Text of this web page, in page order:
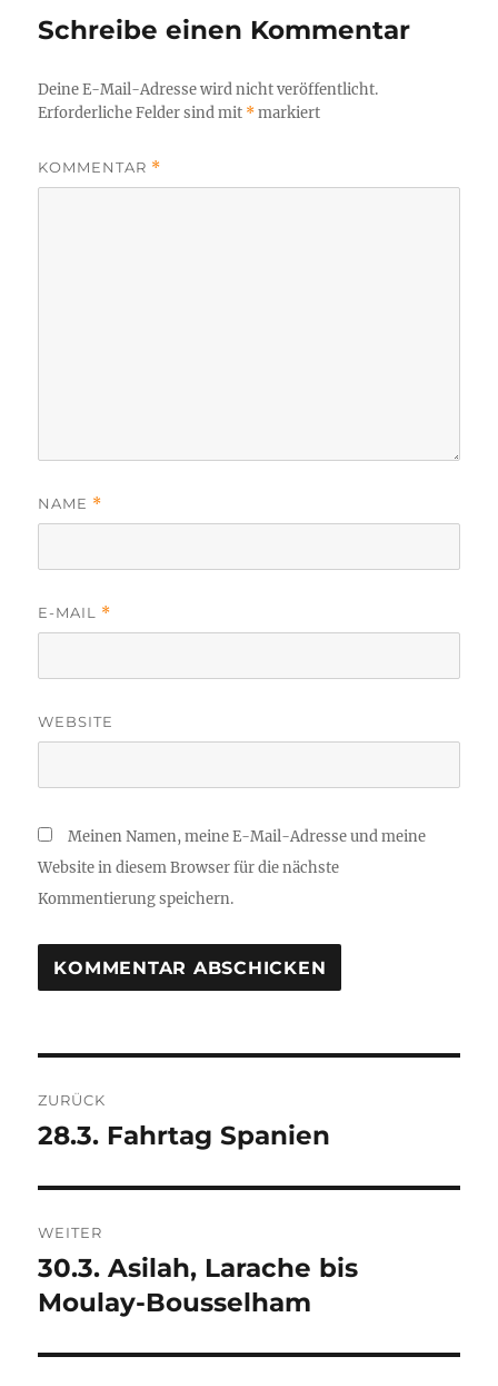
Schreibe einen Kommentar
Deine E-Mail-Adresse wird nicht veröffentlicht.
Erforderliche Felder sind mit *markiert
KOMMENTAR *
NAME *
E-MAIL *
WEBSITE
Meinen Namen, meine E-Mail-Adresse und meine
Website in diesem Browser für die nächste
Kommentierung speichern.
Navigation
ZURÜCK
Vorheriger
28.3. Fahrtag Spanien
WEITER
Nächster
Beitrag:
30.3. Asilah, Larache bis
Moulay-Bousselham